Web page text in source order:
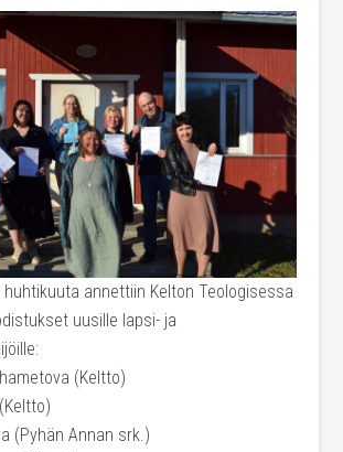
huhtikuuta annettiin Kelton Teologisessa
uusille lapsi- ja
(Keltto)
(Pyhän Annan srk.)